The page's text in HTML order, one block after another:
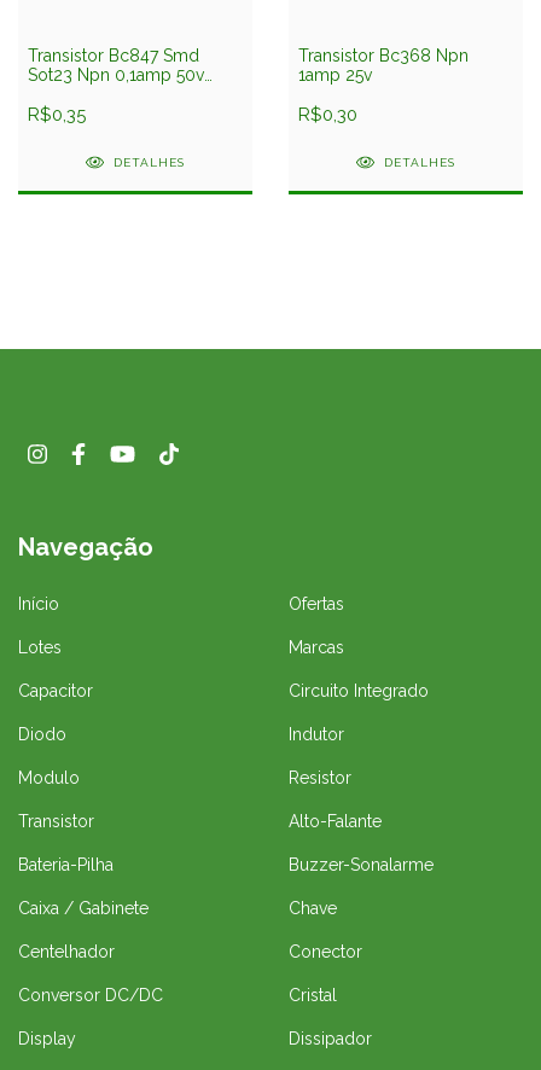
Transistor Bc847 Smd
Sot23 Npn 0,1amp 50v
R$0,35
DETALHES
Transistor Bc368 Npn
1amp 25v
R$0,30
DETALHES
Navegação
Início Ofertas
Lotes Marcas
Capacitor Circuito Integrado
Diodo Indutor
Modulo Resistor
Transistor Alto-Falante
Bateria-Pilha Buzzer-Sonalarme
Caixa / Gabinete Chave
Centelhador Conector
Conversor DC/DC Cristal
Display Dissipador